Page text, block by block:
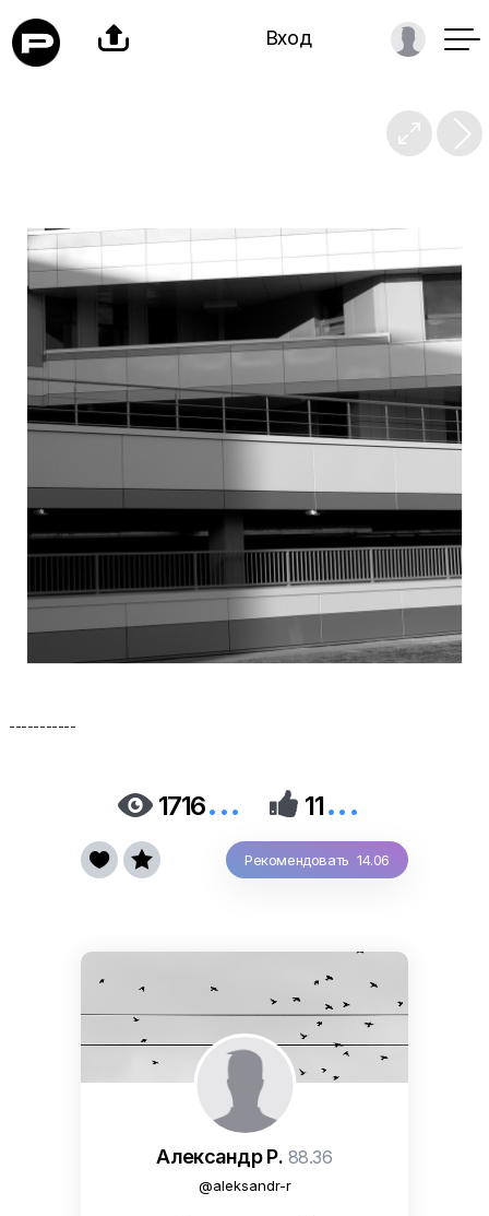
 Вход

-----------
 1716...  11...
Рекомендовать 14.06
 
Александр Р. 88.36
@aleksandr-r